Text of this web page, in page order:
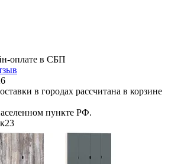
оплате в СБП
в городах рассчитана в корзине
пункте РФ.
23